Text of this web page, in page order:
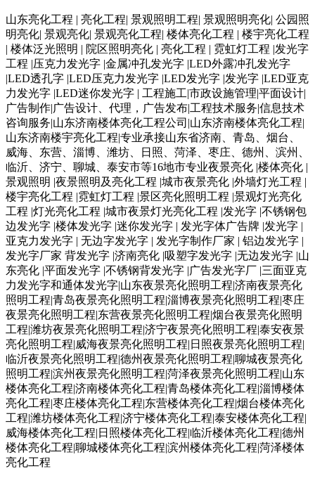
山东亮化工程 | 亮化工程| 景观照明工程| 景观照明亮化| 公园照
明亮化| 景观亮化| 景观亮化工程| 楼体亮化工程 | 楼宇亮化工程
| 楼体泛光照明 | 院区照明亮化 | 亮化工程 | 霓虹灯工程 |发光字
工程 |压克力发光字 |金属冲孔发光字 |LED外露冲孔发光字
|LED透孔字 |LED压克力发光字 |LED发光字 |发光字 |LED亚克
力发光字 |LED迷你发光字 | 工程施工|市政设施管理|平面设计|
广告制作|广告设计、代理，广告发布|工程技术服务|信息技术
咨询服务|山东济南楼体亮化工程公司|山东济南楼体亮化工程|
山东济南楼宇亮化工程|专业承接山东省济南、青岛、烟台、
威海、东营、淄博、潍坊、日照、菏泽、枣庄、德州、滨州、
临沂、济宁、聊城、泰安市等16地市专业夜景亮化 |楼体亮化 |
景观照明 |夜景照明及亮化工程 |城市夜景亮化 |外墙灯光工程 |
楼宇亮化工程 |霓虹灯工程 |景区亮化照明工程 |景观灯光亮化
工程 |灯光亮化工程 |城市夜景灯光亮化工程 |发光字 |不锈钢包
边发光字 |楼体发光字 |迷你发光字 | 发光字体广告牌 |发光字 |
亚克力发光字 | 无边字发光字 | 发光字制作厂家 | 铝边发光字 |
发光字厂家 背发光字 |济南亮化 |吸塑字发光字 |无边发光字 |山
东亮化 |平面发光字 |不锈钢背发光字 |广告发光字厂 |三面亚克
力发光字和通体发光字|山东夜景亮化照明工程|济南夜景亮化
照明工程|青岛夜景亮化照明工程|淄博夜景亮化照明工程|枣庄
夜景亮化照明工程|东营夜景亮化照明工程|烟台夜景亮化照明
工程|潍坊夜景亮化照明工程|济宁夜景亮化照明工程|泰安夜景
亮化照明工程|威海夜景亮化照明工程|日照夜景亮化照明工程|
临沂夜景亮化照明工程|德州夜景亮化照明工程|聊城夜景亮化
照明工程|滨州夜景亮化照明工程|菏泽夜景亮化照明工程|山东
楼体亮化工程|济南楼体亮化工程|青岛楼体亮化工程|淄博楼体
亮化工程|枣庄楼体亮化工程|东营楼体亮化工程|烟台楼体亮化
工程|潍坊楼体亮化工程|济宁楼体亮化工程|泰安楼体亮化工程|
威海楼体亮化工程|日照楼体亮化工程|临沂楼体亮化工程|德州
楼体亮化工程|聊城楼体亮化工程|滨州楼体亮化工程|菏泽楼体
亮化工程